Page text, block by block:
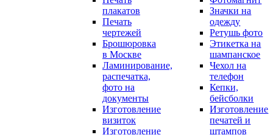
плакатов
Печать
чертежей
Брошюровка
в Москве
Ламинирование,
распечатка,
фото на
документы
Изготовление
визиток
Изготовление
Значки на
одежду
Ретушь фото
Этикетка на
шампанское
Чехол на
телефон
Кепки,
бейсболки
Изготовление
печатей и
штампов